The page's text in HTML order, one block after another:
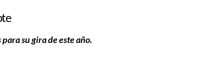
su gira de este año.